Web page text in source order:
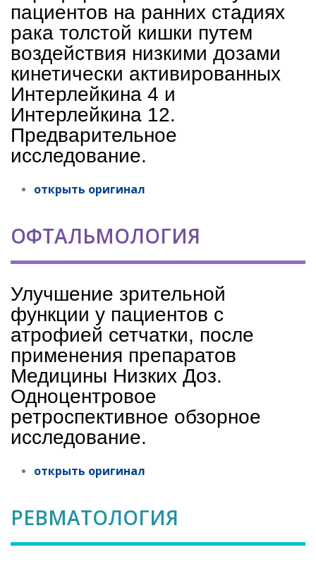
пациентов на ранних стадиях
рака толстой кишки путем
воздействия низкими дозами
кинетически активированных
Интерлейкина 4 и
Интерлейкина 12.
Предварительное
исследование.
открыть оригинал
ОФТАЛЬМОЛОГИЯ
Улучшение зрительной
функции у пациентов с
атрофией сетчатки, после
применения препаратов
Медицины Низких Доз.
Одноцентровое
ретроспективное обзорное
исследование.
открыть оригинал
РЕВМАТОЛОГИЯ